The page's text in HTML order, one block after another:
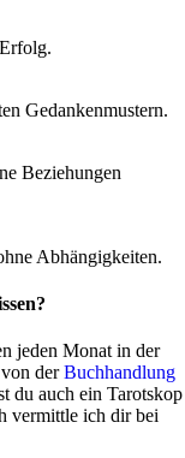
Gedankenmustern.
Bezie­hungen
Abhängigkeiten.
jeden Monat in der
derBuch­hand­lung
du auch ein Tarot­skop
ver­mittle ich dir bei